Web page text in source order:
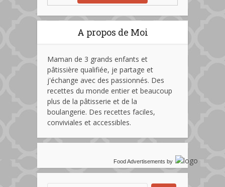
A propos de Moi
Maman de 3 grands enfants et
pâtissière qualifiée, je partage et
j'échange avec des passionnés. Des
recettes du monde entier et beaucoup
plus de la pâtisserie et de la
boulangerie. Des recettes faciles,
conviviales et accessibles.
Food Advertisements by